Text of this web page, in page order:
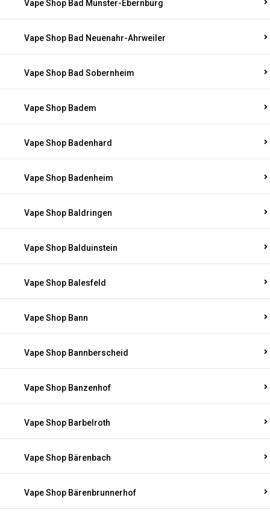
Vape Shop Bad Münster-Ebernburg
Vape Shop Bad Neuenahr-Ahrweiler
Vape Shop Bad Sobernheim
Vape Shop Badem
Vape Shop Badenhard
Vape Shop Badenheim
Vape Shop Baldringen
Vape Shop Balduinstein
Vape Shop Balesfeld
Vape Shop Bann
Vape Shop Bannberscheid
Vape Shop Banzenhof
Vape Shop Barbelroth
Vape Shop Bärenbach
Vape Shop Bärenbrunnerhof